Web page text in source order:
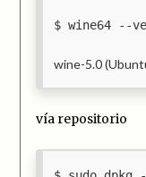
wine64 --
wine-5.0
vía repositorio